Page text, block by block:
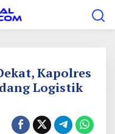
Kapolres
Logistik